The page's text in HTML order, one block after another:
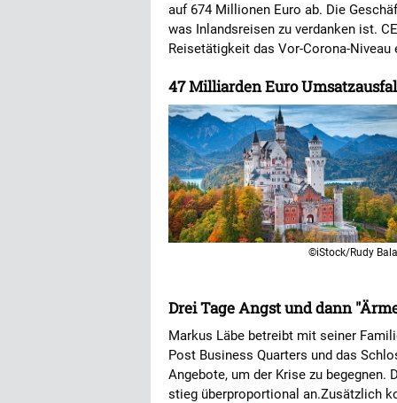
auf 674 Millionen Euro ab. Die
was Inlandsreisen zu verdanken ist.
Reisetätigkeit das Vor-Corona-
47 Milliarden Euro
©iStock/Rudy
Drei Tage Angst und dann
Markus Läbe betreibt mit seiner
Post Business Quarters und das
Angebote, um der Krise zu begegnen.
stieg überproportional an.Zusätzlich